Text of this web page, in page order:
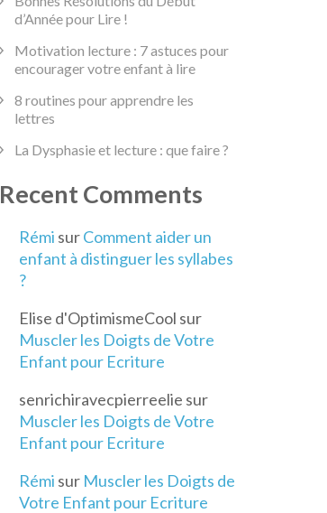
d’Année pour Lire !
Motivation lecture : 7 astuces pour
encourager votre enfant à lire
8 routines pour apprendre les
lettres
La Dysphasie et lecture : que faire ?
Recent Comments
Rémi surComment aider un
enfant à distinguer les syllabes
?
Elise d'OptimismeCool sur
Muscler les Doigts de Votre
Enfant pour Ecriture
senrichiravecpierreelie sur
Muscler les Doigts de Votre
Enfant pour Ecriture
Rémi sur Muscler les Doigts de
Votre Enfant pour Ecriture